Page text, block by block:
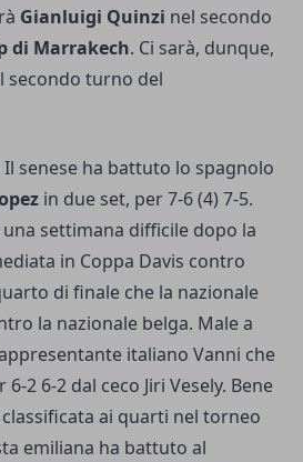
Gianluigi Quinzi nel secondo
di Marrakech. Ci sarà, dunque,
secondo turno del
senese ha battuto lo spagnolo
in due set, per 7-6 (4) 7-5.
settimana difficile dopo la
in Coppa Davis contro
di finale che la nazionale
la nazionale belga. Male a
italiano Vanni che
2 6-2 dal ceco Jiri Vesely. Bene
classificata ai quarti nel torneo
emiliana ha battuto al